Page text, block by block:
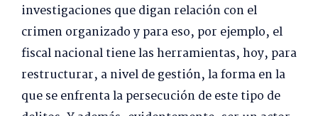
investigaciones que digan relación con el
crimen organizado y para eso, por ejemplo, el
fiscal nacional tiene las herramientas, hoy, para
restructurar, a nivel de gestión, la forma en la
que se enfrenta la persecución de este tipo de